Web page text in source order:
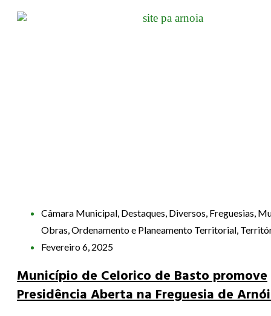
Câmara Municipal, Destaques, Diversos, Freguesias,
Obras,Ordenamento e Planeamento Territorial,
Fevereiro 6, 2025
Município de Celorico de Basto promove
Presidência Aberta na Freguesia de